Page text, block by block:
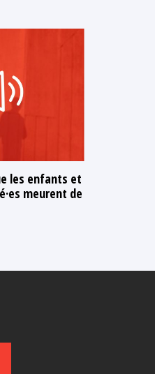
les enfants et
meurent de